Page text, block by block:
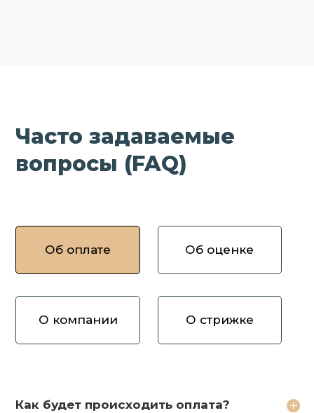
Часто задаваемые
вопросы (FAQ)
Об оплате Об оценке
О компании О стрижке
Как будет происходить оплата?
Как вы оцениваете волосы?
Зачем продавать волосы Вам?
Кто будет стричь мои волосы?